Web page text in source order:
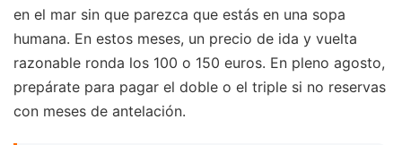
en el mar sin que parezca que estás en una sopa
humana. En estos meses, un precio de ida y vuelta
razonable ronda los 100 o 150 euros. En pleno agosto,
prepárate para pagar el doble o el triple si no reservas
con meses de antelación.